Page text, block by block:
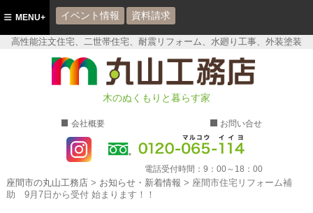
高性能注文住宅、二世帯住宅、耐震リフォーム、水廻り工事、外装塗装
座間市の丸山工務店
木のぬくもりと暮らす家
会社概要 お問い合せ
電話受付時間： 9：00～18：00
MENU+ イベント情報 資料請求
座間市の丸山工務店> お知らせ・新着情報 > 座間市住宅リフォーム補
助 9月7日から受付 始まります！！